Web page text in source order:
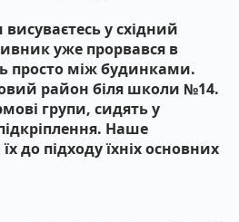
висуваєтесь у східний
уже прорвався в
просто між будинками.
район біля школи №14.
групи, сидять у
Наше
до підходу їхніх основних